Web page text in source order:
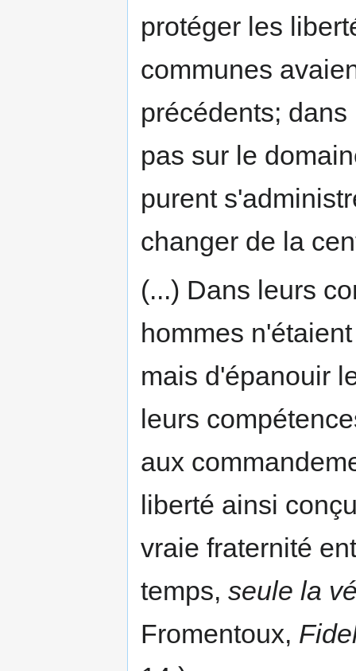
protéger les
communes
précédents;
pas sur le
purent
changer de la
(...) Dans leurs
hommes
mais d'épanouir
leurs
aux
liberté ainsi
vraie fraternité
temps, seule la
Fromentoux,